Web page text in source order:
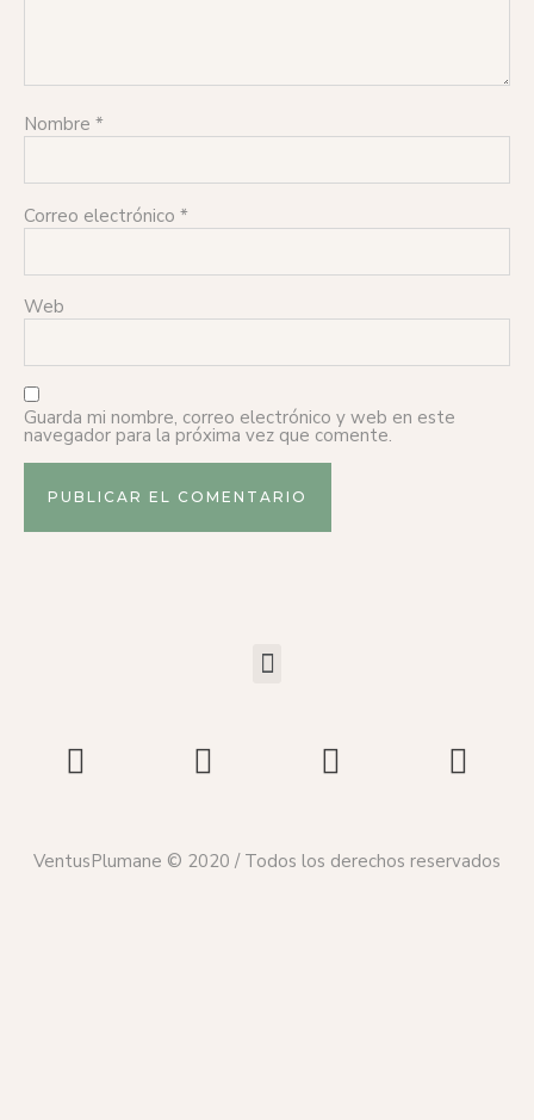
Nombre *
Correo electrónico *
Web
Guarda mi nombre, correo electrónico y web en este
navegador para la próxima vez que comente.
VentusPlumane © 2020 / Todos los derechos reservados